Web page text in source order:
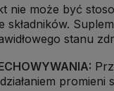
nie może być
składników.
stanu
promieni